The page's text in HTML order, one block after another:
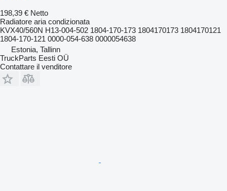
198,39 € Netto
Radiatore aria condizionata
KVX40/560N H13-004-502 1804-170-173 1804170173 1804170121
1804-170-121 0000-054-638 0000054638
Estonia, Tallinn
TruckParts Eesti OÜ
Contattare il venditore